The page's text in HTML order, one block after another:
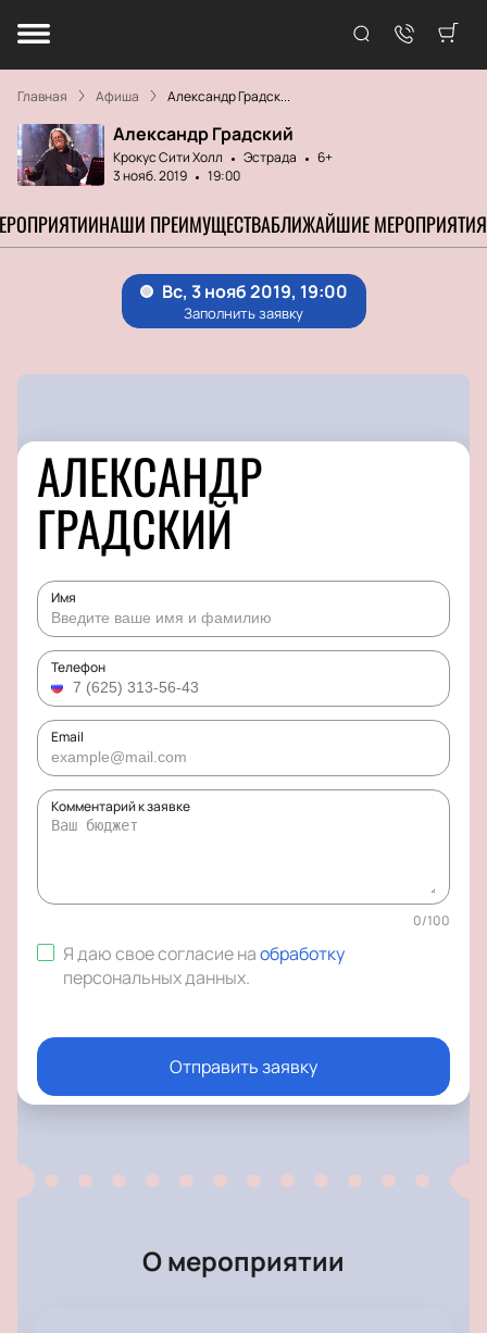
Главная Афиша Александр Градск...
Александр Градский
Крокус Сити Холл Эстрада
6+
3 нояб. 2019
19:00
НАШИ ПРЕИМУЩЕСТВАБЛИЖАЙШИЕ МЕРОПРИЯТИЯ
АЛЕКСАНДР
ГРАДСКИЙ
Имя
Телефон
Email
Комментарий к заявке
0/100
Я даю свое согласие наобработку
персональных данных.
Отправить заявку
О мероприятии